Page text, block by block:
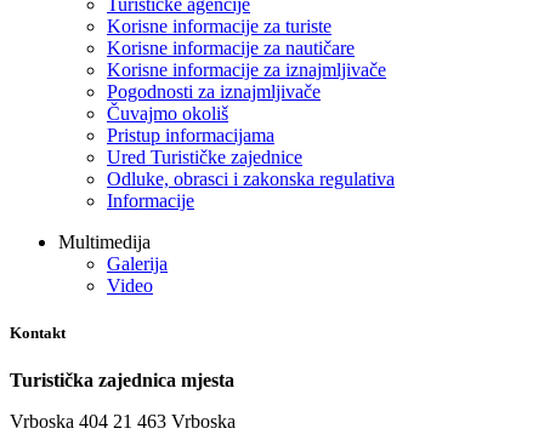
Turističke agencije
Korisne informacije za turiste
Korisne informacije za nautičare
Korisne informacije za iznajmljivače
Pogodnosti za iznajmljivače
Čuvajmo okoliš
Pristup informacijama
Ured Turističke zajednice
Odluke, obrasci i zakonska regulativa
Informacije
Multimedija
Galerija
Video
Kontakt
Turistička zajednica mjesta
Vrboska 404 21 463 Vrboska